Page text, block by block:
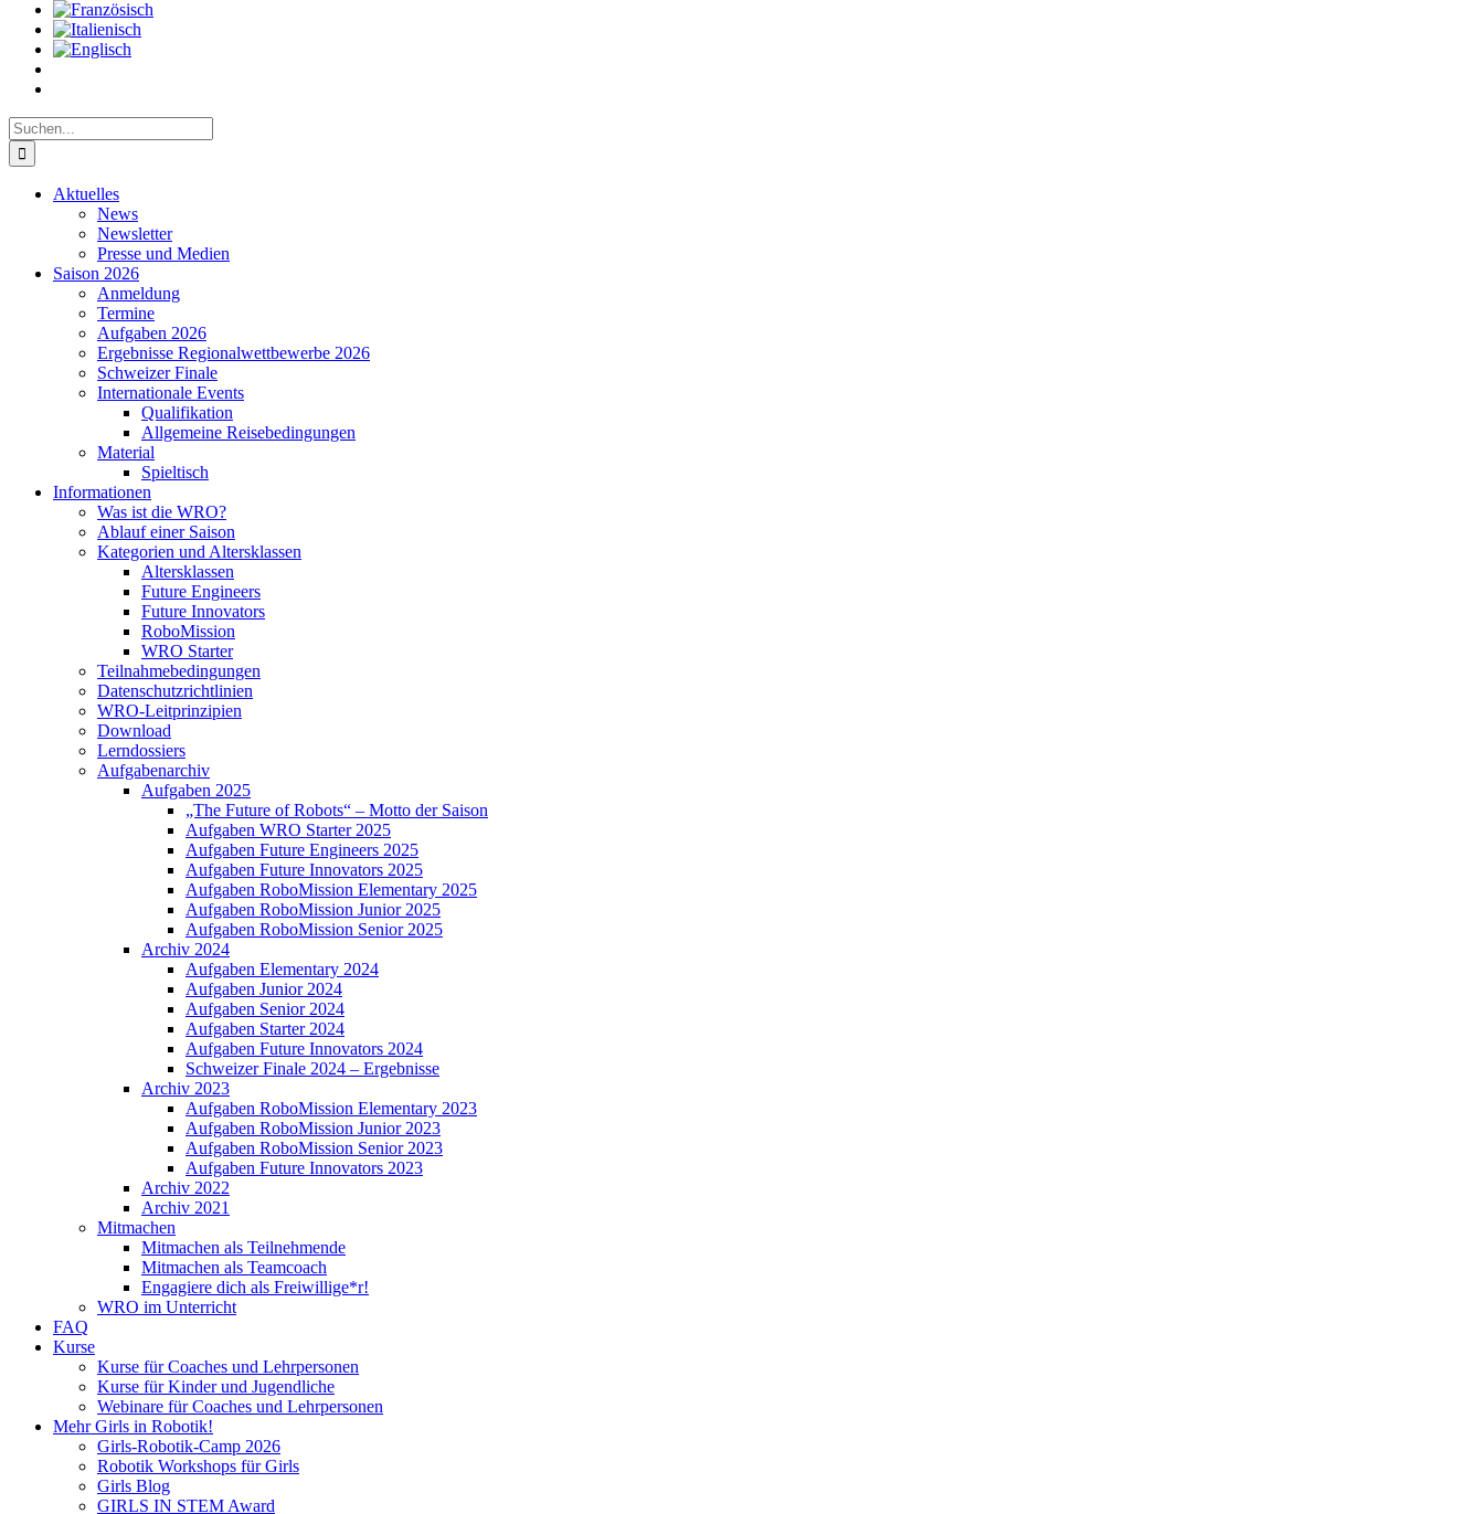
Suche
nach:
Aktuelles
News
Newsletter
Presse und Medien
Saison 2026
Anmeldung
Termine
Aufgaben 2026
Ergebnisse Regionalwettbewerbe 2026
Schweizer Finale
Internationale Events
Qualifikation
Allgemeine Reisebedingungen
Material
Spieltisch
Informationen
Was ist die WRO?
Ablauf einer Saison
Kategorien und Altersklassen
Altersklassen
Future Engineers
Future Innovators
RoboMission
WRO Starter
Teilnahmebedingungen
Datenschutzrichtlinien
WRO-Leitprinzipien
Download
Lerndossiers
Aufgabenarchiv
Aufgaben 2025
„The Future of Robots“ – Motto der Saison
Aufgaben WRO Starter 2025
Aufgaben Future Engineers 2025
Aufgaben Future Innovators 2025
Aufgaben RoboMission Elementary 2025
Aufgaben RoboMission Junior 2025
Aufgaben RoboMission Senior 2025
Archiv 2024
Aufgaben Elementary 2024
Aufgaben Junior 2024
Aufgaben Senior 2024
Aufgaben Starter 2024
Aufgaben Future Innovators 2024
Schweizer Finale 2024 – Ergebnisse
Archiv 2023
Aufgaben RoboMission Elementary 2023
Aufgaben RoboMission Junior 2023
Aufgaben RoboMission Senior 2023
Aufgaben Future Innovators 2023
Archiv 2022
Archiv 2021
Mitmachen
Mitmachen als Teilnehmende
Mitmachen als Teamcoach
Engagiere dich als Freiwillige*r!
WRO im Unterricht
FAQ
Kurse
Kurse für Coaches und Lehrpersonen
Kurse für Kinder und Jugendliche
Webinare für Coaches und Lehrpersonen
Mehr Girls in Robotik!
Girls-Robotik-Camp 2026
Robotik Workshops für Girls
Girls Blog
GIRLS IN STEM Award